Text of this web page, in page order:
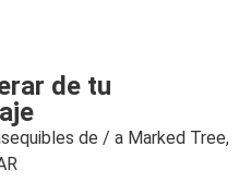
de tu
de / a Marked Tree,